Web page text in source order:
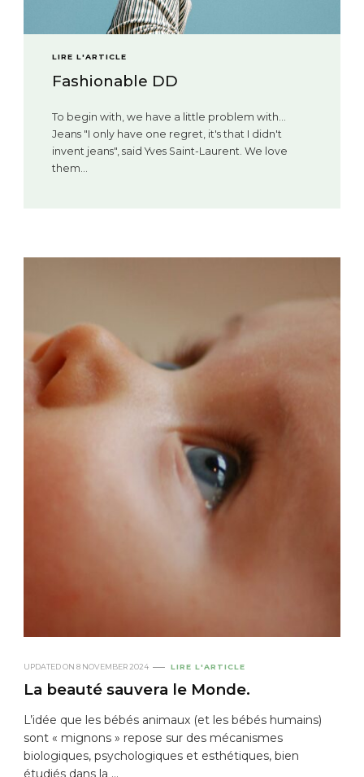
with...
that I didn't
We love
UPDATED ON 8 NOVEMBER 2024 LIRE L'ARTICLE
La beauté sauvera le Monde.
L’idée que les bébés animaux (et les bébés humains)
sont « mignons » repose sur des mécanismes
biologiques, psychologiques et esthétiques, bien
étudiés dans la …